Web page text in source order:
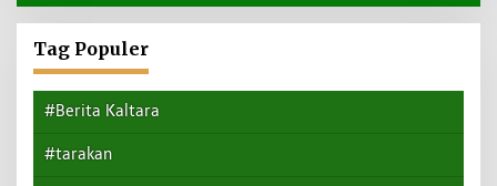
Tag Populer
#Berita Kaltara
#tarakan